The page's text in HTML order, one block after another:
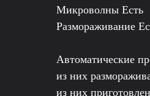
Микроволны Есть
Размораживание
Автоматические
из них
из них